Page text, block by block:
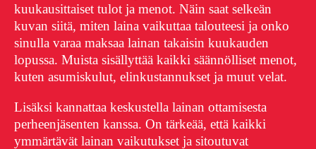
kuukausittaiset tulot ja menot. Näin saat selkeän
kuvan siitä, miten laina vaikuttaa talouteesi ja onko
sinulla varaa maksaa lainan takaisin kuukauden
lopussa. Muista sisällyttää kaikki säännölliset menot,
kuten asumiskulut, elinkustannukset ja muut velat.
Lisäksi kannattaa keskustella lainan ottamisesta
perheenjäsenten kanssa. On tärkeää, että kaikki
ymmärtävät lainan vaikutukset ja sitoutuvat